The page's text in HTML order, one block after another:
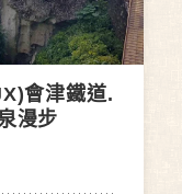
會津鐵道.
漫步